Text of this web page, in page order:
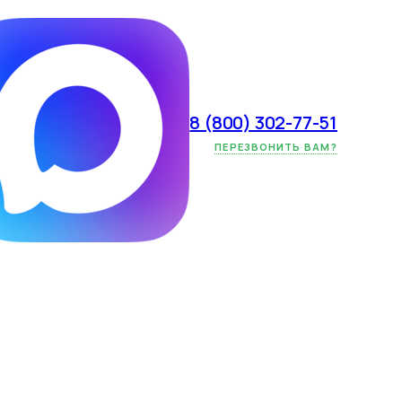
8 (800) 302-77-51
ПЕРЕЗВОНИТЬ ВАМ?
что SKU
до